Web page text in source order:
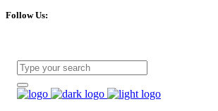
Follow Us: